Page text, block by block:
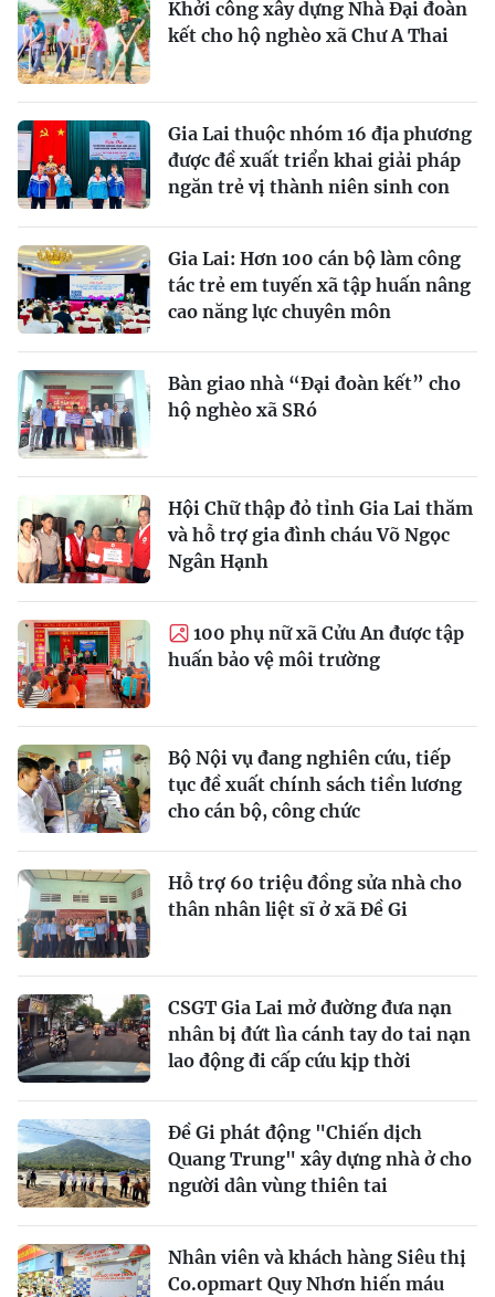
Khởi công xây dựng Nhà Đại đoàn
kết cho hộ nghèo xã Chư A Thai
Gia Lai thuộc nhóm 16 địa phương
được đề xuất triển khai giải pháp
ngăn trẻ vị thành niên sinh con
Gia Lai: Hơn 100 cán bộ làm công
tác trẻ em tuyến xã tập huấn nâng
cao năng lực chuyên môn
Bàn giao nhà “Đại đoàn kết” cho
hộ nghèo xã SRó
Hội Chữ thập đỏ tỉnh Gia Lai thăm
và hỗ trợ gia đình cháu Võ Ngọc
Ngân Hạnh
100 phụ nữ xã Cửu An được tập
huấn bảo vệ môi trường
Bộ Nội vụ đang nghiên cứu, tiếp
tục đề xuất chính sách tiền lương
cho cán bộ, công chức
Hỗ trợ 60 triệu đồng sửa nhà cho
thân nhân liệt sĩ ở xã Đề Gi
CSGT Gia Lai mở đường đưa nạn
nhân bị đứt lìa cánh tay do tai nạn
lao động đi cấp cứu kịp thời
Đề Gi phát động "Chiến dịch
Quang Trung" xây dựng nhà ở cho
người dân vùng thiên tai
Nhân viên và khách hàng Siêu thị
Co.opmart Quy Nhơn hiến máu